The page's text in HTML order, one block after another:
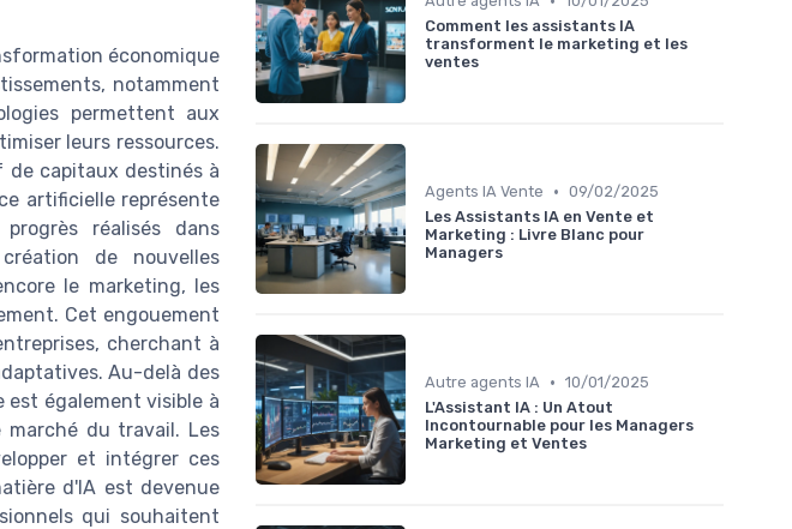
économique
notamment
permettent aux
leurs ressources.
de capitaux destinés à
artificielle représente
réalisés dans
de nouvelles
le marketing, les
Cet engouement
cherchant à
Au-delà des
également visible à
marché du travail. Les
et intégrer ces
d'IA est devenue
qui souhaitent
Comment les assistants IA
transforment le marketing et les
ventes
Agents IA Vente • 09/02/2025
Les Assistants IA en Vente et
Marketing : Livre Blanc pour
Managers
Autre agents IA • 10/01/2025
L'Assistant IA : Un Atout
Incontournable pour les Managers
Marketing et Ventes